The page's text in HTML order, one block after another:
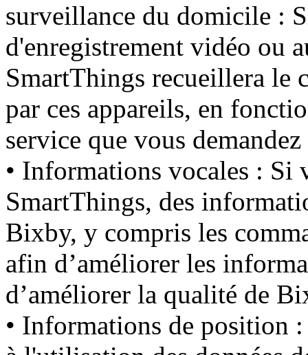
surveillance du domicile :
d'enregistrement vidéo ou
SmartThings recueillera le
par ces appareils, en
service que vous
• Informations vocales : Si
SmartThings, des
Bixby, y compris les
afin d’améliorer les
d’améliorer la qualité de
• Informations de position